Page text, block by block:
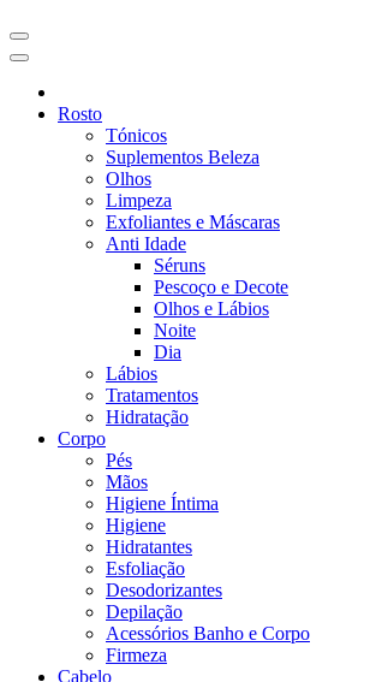
Rosto
Tónicos
Suplementos Beleza
Olhos
Limpeza
Exfoliantes e Máscaras
Anti Idade
Séruns
Pescoço e Decote
Olhos e Lábios
Noite
Dia
Lábios
Tratamentos
Hidratação
Corpo
Pés
Mãos
Higiene Íntima
Higiene
Hidratantes
Esfoliação
Desodorizantes
Depilação
Acessórios Banho e Corpo
Firmeza
Cabelo